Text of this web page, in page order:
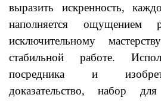
выразить искренность,
наполняется ощущением
исключительному
стабильной работе.
посредника и
доказательство, набор